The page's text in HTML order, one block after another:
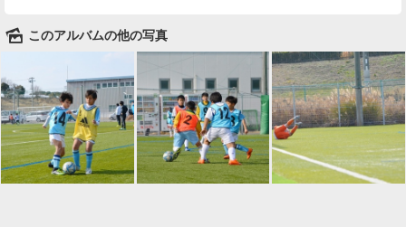
🌄 このアルバムの他の写真